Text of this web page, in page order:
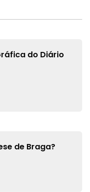
do Diário
de Braga?